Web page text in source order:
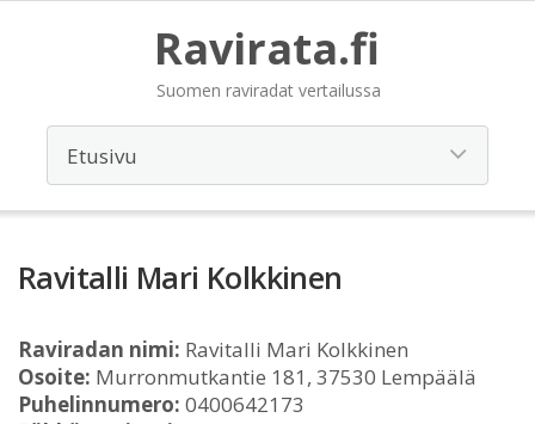
Ravirata.fi
Suomen raviradat vertailussa
Ravitalli Mari Kolkkinen
Raviradan nimi: Ravitalli Mari Kolkkinen
Osoite: Murronmutkantie 181, 37530 Lempäälä
Puhelinnumero: 0400642173